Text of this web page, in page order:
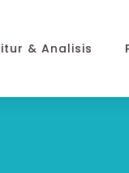
& Analisis